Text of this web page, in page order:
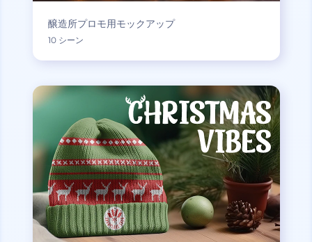
醸造所プロモ用モックアップ
10 シーン